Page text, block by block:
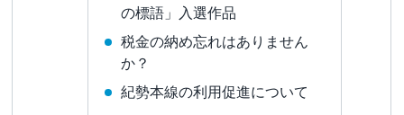
の標語」入選作品
税金の納め忘れはありません
か？
紀勢本線の利用促進について